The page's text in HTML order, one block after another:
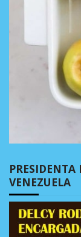
PRESIDENTA
VENEZUELA